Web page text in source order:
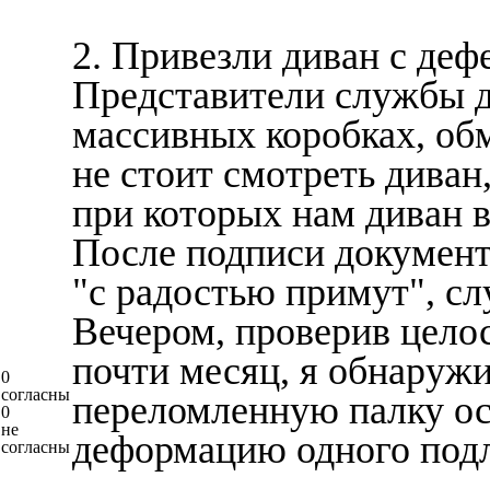
0
согласны
0
не
согласны
2. Привезли диван с
Представители службы
массивных коробках,
не стоит смотреть
при которых нам диван
После подписи
"с радостью примут",
Вечером, проверив
почти месяц, я
переломленную палку
деформацию одного